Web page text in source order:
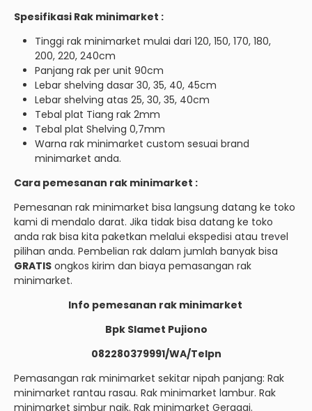
Spesifikasi Rak minimarket :
Tinggi rak minimarket mulai dari 120, 150, 170, 180,
200, 220, 240cm
Panjang rak per unit 90cm
Lebar shelving dasar 30, 35, 40, 45cm
Lebar shelving atas 25, 30, 35, 40cm
Tebal plat Tiang rak 2mm
Tebal plat Shelving 0,7mm
Warna rak minimarket custom sesuai brand
minimarket anda.
Cara pemesanan rak minimarket :
Pemesanan rak minimarket bisa langsung datang ke toko
kami di mendalo darat. Jika tidak bisa datang ke toko
anda rak bisa kita paketkan melalui ekspedisi atau trevel
pilihan anda. Pembelian rak dalam jumlah banyak bisa
GRATIS ongkos kirim dan biaya pemasangan rak
minimarket.
Info pemesanan rak minimarket
Bpk Slamet Pujiono
082280379991/WA/Telpn
Pemasangan rak minimarket sekitar nipah panjang: Rak
minimarket rantau rasau. Rak minimarket lambur. Rak
minimarket simbur naik. Rak minimarket Geragai.